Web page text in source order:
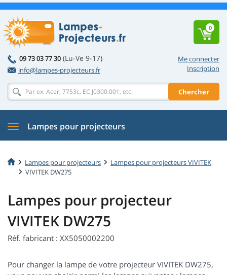
Me connecter
Inscription
09 73 03 77 30 (Lu-Ve 9-17)
info@lampes-projecteurs.fr
Chercher
0
Lampes pour projecteurs
Lampes pour projecteurs
Lampes pour projecteurs VIVITEK
VIVITEK DW275
Lampes pour projecteur
VIVITEK DW275
Réf. fabricant : XX5050002200
Pour changer la lampe de votre projecteur VIVITEK DW275,